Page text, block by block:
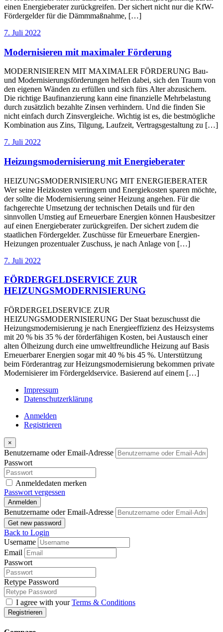
einen Energieberater zurückgreifen. Der sichert nicht nur die KfW-
Fördergelder für die Dämmmaßnahme, […]
7. Juli 2022
Modernisieren mit maximaler Förderung
MODERNISIEREN MIT MAXIMALER FÖRDERUNG Bau-
und Modernisierungsförderungen helfen dabei, sich den Traum von
den eigenen Wänden zu erfüllen und sich fürs Alter abzusichern.
Die richtige Baufinanzierung kann eine finanzielle Mehrbelastung
durch zusätzlich bezahlte Zinsen verhindern. Und die finden Sie
nicht einfach durch Zinsvergleiche. Wichtig ist es, die bestmögliche
Kombination aus Zins, Tilgung, Laufzeit, Vertragsgestaltung zu […]
7. Juli 2022
Heizungsmodernisierung mit Energieberater
HEIZUNGSMODERNISIERUNG MIT ENERGIEBERATER
Wer seine Heizkosten verringern und Energiekosten sparen möchte,
der sollte die Modernisierung seiner Heizung angehen. Für die
fachgerechte Umsetzung der technischen Details und für den
sinnvollen Umstieg auf Erneuerbare Energien können Hausbesitzer
auf einen Energieberater zurückgreifen. Der sichert zudem die
staatlichen Fördergelder. Zuschüsse für Erneuerbare Energien-
Heizungen prozentualer Zuschuss, je nach Anlage von […]
7. Juli 2022
FÖRDERGELDSERVICE ZUR
HEIZUNGSMODERNISIERUNG
FÖRDERGELDSERVICE ZUR
HEIZUNGSMODERNISIERUNG Der Staat bezuschusst die
Heizungsmodernisierung je nach Energieeffizienz des Heizsystems
mit 20 % bis 35 % der förderfähigen Kosten, bei Austausch einer
alten Ölheizung durch eine umweltfreundliche Heizung auf Basis
Erneuerbarer Energien sogar mit 40 % bis 45 %. Unterstützung
beim Förderantrag zur Heizungsmodernisierung bekommen private
Modernisierer im Fördergeldservice. Basierend auf einem […]
Impressum
Datenschutzerklärung
Anmelden
Registrieren
×
Benutzername oder Email-Adresse
Passwort
Anmeldedaten merken
Passwort vergessen
Anmelden
Benutzername oder Email-Adresse
Get new password
Back to Login
Username
Email
Passwort
Retype Password
I agree with yourTerms & Conditions
Registrieren